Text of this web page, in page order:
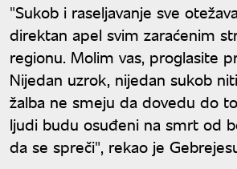
"Sukob i raseljavanje sve
direktan apel svim zaraćenim
regionu. Molim vas, proglasite
Nijedan uzrok, nijedan sukob
žalba ne smeju da dovedu do
ljudi budu osuđeni na smrt od
da se spreči", rekao je